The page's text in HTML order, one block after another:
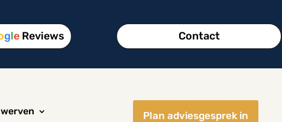
gle Reviews Contact
Plan adviesgesprek in